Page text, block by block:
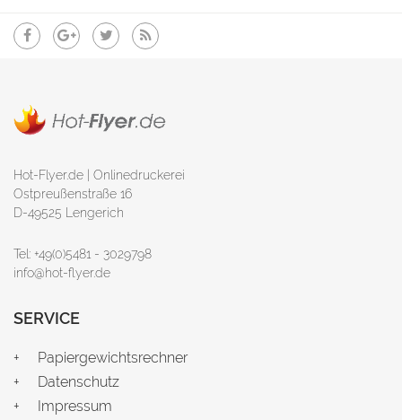
Hot-Flyer.de | Onlinedruckerei
Ostpreußenstraße 16
D-49525 Lengerich
Tel: +49(0)5481 - 3029798
info@hot-flyer.de
SERVICE
Papiergewichtsrechner
Datenschutz
Impressum